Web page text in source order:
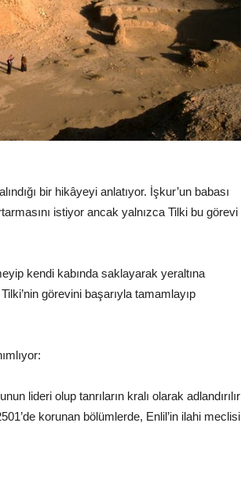
bir hikâyeyi anlatıyor. İşkur’un babası
istiyor ancak yalnızca Tilki bu görevi
kendi kabında saklayarak yeraltına
görevini başarıyla tamamlayıp
lideri olup tanrıların kralı olarak adlandırılır
korunan bölümlerde, Enlil’in ilahi meclisi